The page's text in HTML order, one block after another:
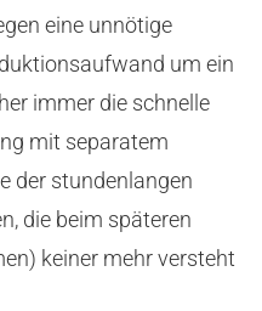
eine unnötige
um ein
immer die schnelle
mit separatem
der stundenlangen
die beim späteren
keiner mehr versteht